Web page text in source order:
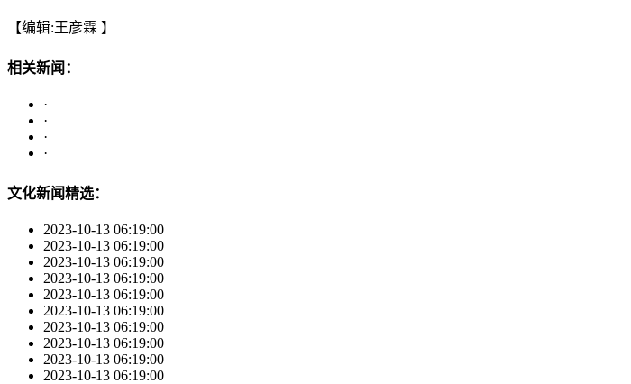
【编辑:王彦霖 】
相关新闻：
·
·
·
·
文化新闻精选：
2023-10-13 06:19:00
2023-10-13 06:19:00
2023-10-13 06:19:00
2023-10-13 06:19:00
2023-10-13 06:19:00
2023-10-13 06:19:00
2023-10-13 06:19:00
2023-10-13 06:19:00
2023-10-13 06:19:00
2023-10-13 06:19:00